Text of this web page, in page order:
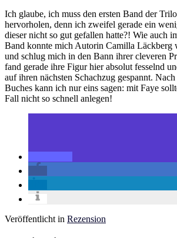
Ich glaube, ich muss den ersten Band der
hervorholen, denn ich zweifel gerade ein
dieser nicht so gut gefallen hatte?! Wie auch
Band konnte mich Autorin Camilla Läckberg
und schlug mich in den Bann ihrer cleveren
fand gerade ihre Figur hier absolut fesselnd
auf ihren nächsten Schachzug gespannt.
Buches kann ich nur eins sagen: mit Faye
Fall nicht so schnell anlegen!
Veröffentlicht in Rezension